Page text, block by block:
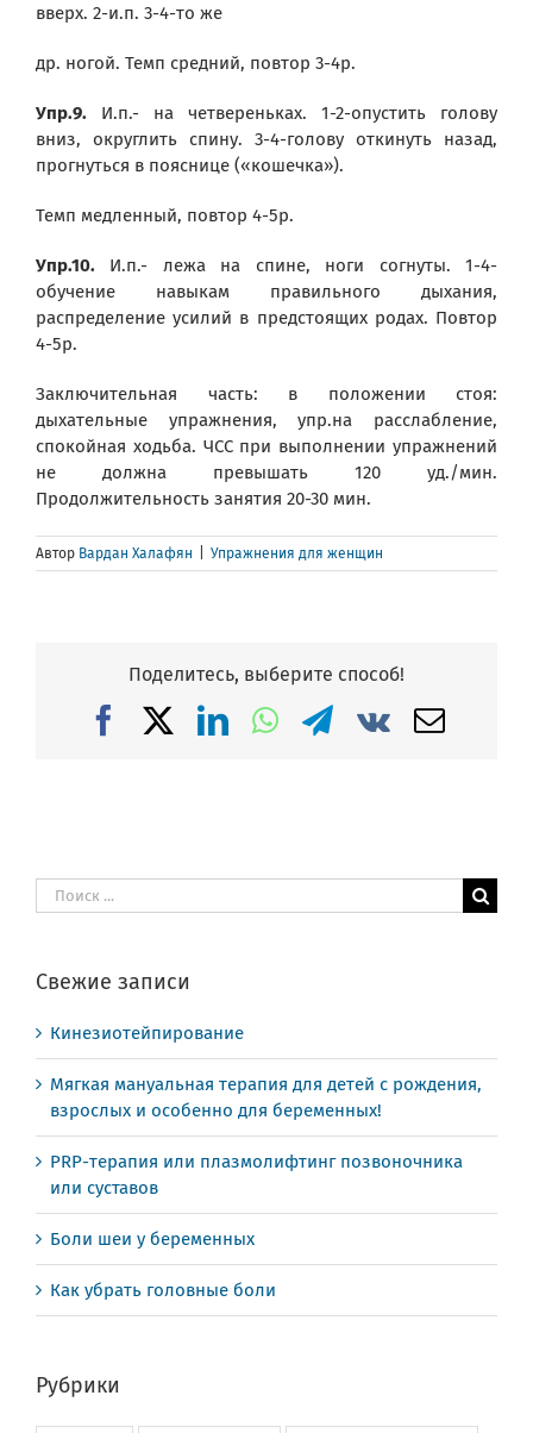
вверх. 2-и.п. 3-4-то же
др. ногой. Темп средний, повтор 3-4р.
Упр.9. И.п.- на четвереньках. 1-2-опустить голову
вниз, округлить спину. 3-4-голову откинуть назад,
прогнуться в пояснице («кошечка»).
Темп медленный, повтор 4-5р.
Упр.10. И.п.- лежа на спине, ноги согнуты. 1-4-
обучение навыкам правильного дыхания,
распределение усилий в предстоящих родах. Повтор
4-5р.
Заключительная часть: в положении стоя:
дыхательные упражнения, упр.на расслабление,
спокойная ходьба. ЧСС при выполнении упражнений
не должна превышать 120 уд./мин.
Продолжительность занятия 20-30 мин.
Автор Вардан Халафян Упражнения для женщин
Поделитесь, выберите способ!
FacebookLinkedIn
WhatsApp
Telegram
Vk Email
Результат
поиска:
Свежие записи
Кинезиотейпирование
Мягкая мануальная терапия для детей с рождения,
взрослых и особенно для беременных!
PRP-терапия или плазмолифтинг позвоночника
или суставов
Боли шеи у беременных
Как убрать головные боли
Рубрики